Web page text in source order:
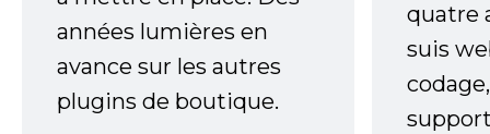
années lumières en
avance sur les autres
plugins de boutique.
quatre
suis